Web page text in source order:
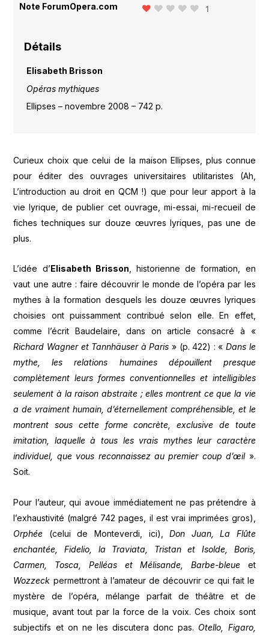
Note ForumOpera.com 1
Détails
Elisabeth Brisson
Opéras mythiques
Ellipses – novembre 2008 – 742 p.
Curieux choix que celui de la maison Ellipses, plus connue
pour éditer des ouvrages universitaires utilitaristes (Ah,
L’introduction au droit en QCM !) que pour leur apport à la
vie lyrique, de publier cet ouvrage, mi-essai, mi-recueil de
fiches techniques sur douze œuvres lyriques, pas une de
plus.
L’idée d’ Elisabeth Brisson, historienne de formation, en
vaut une autre : faire découvrir le monde de l’opéra par les
mythes à la formation desquels les douze œuvres lyriques
choisies ont puissamment contribué selon elle. En effet,
comme l’écrit Baudelaire, dans on article consacré à «
Richard Wagner et Tannhäuser à Paris » (p. 422) : «Dans le
mythe, les relations humaines dépouillent presque
complètement leurs formes conventionnelles et intelligibles
seulement à la raison abstraite ; elles montrent ce que la vie
a de vraiment humain, d’éternellement compréhensible, et le
montrent sous cette forme concrète, exclusive de toute
imitation, laquelle à tous les vrais mythes leur caractère
individuel, que vous reconnaissez au premier coup d’œil».
Soit.
Pour l’auteur, qui avoue immédiatement ne pas prétendre à
l’exhaustivité (malgré 742 pages, il est vrai imprimées gros),
Orphée (celui de Monteverdi, ici),Don Juan, La Flûte
enchantée, Fidelio, la Traviata, Tristan et Isolde, Boris,
Carmen, Tosca, Pelléas et Mélisande, Barbe-bleue et
Wozzeck permettront à l’amateur de découvrir ce qui fait le
mystère de l’opéra, mélange parfait de théâtre et de
musique, avant tout par la force de la voix. Ces choix sont
subjectifs et on ne les discutera donc pas. Otello, Figaro,